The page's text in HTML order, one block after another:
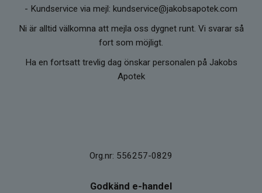
- Kundservice via mejl: kundservice@jakobsapotek.com
Ni är alltid välkomna att mejla oss dygnet runt. Vi svarar så
fort som möjligt.
Ha en fortsatt trevlig dag önskar personalen på Jakobs
Apotek
Org.nr: 556257-0829
Godkänd e-handel